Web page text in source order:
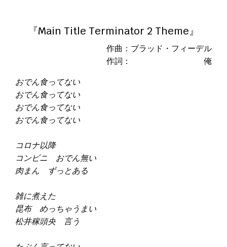
『Main Title Terminator 2 Theme』
作曲：ブラッド・フィーデル
作詞： 俺
おでん食ってない
おでん食ってない
おでん食ってない
おでん食ってない
コロナ以降
コンビニ おでん無い
肉まん ずっとある
雑に煮えた
昆布 めっちゃうまい
松井稼頭央 言う